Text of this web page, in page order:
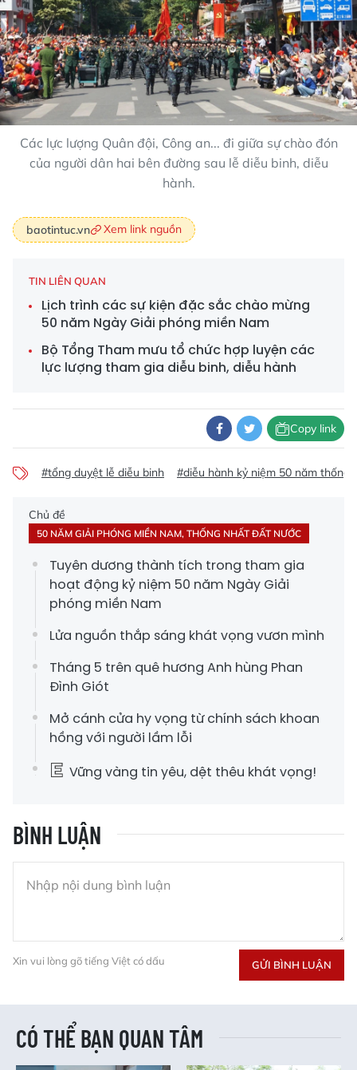
Các lực lượng Quân đội, Công an... đi giữa sự chào đón
của người dân hai bên đường sau lễ diễu binh, diễu
hành.
baotintuc.vn Xem link nguồn
TIN LIÊN QUAN
Lịch trình các sự kiện đặc sắc chào mừng
50 năm Ngày Giải phóng miền Nam
Bộ Tổng Tham mưu tổ chức hợp luyện các
lực lượng tham gia diễu binh, diễu hành
Copy link
#tổng duyệt lễ diễu binh #diễu hành kỷ niệm 50 năm thống
Chủ đề
50 NĂM GIẢI PHÓNG MIỀN NAM, THỐNG NHẤT ĐẤT NƯỚC
Tuyên dương thành tích trong tham gia
hoạt động kỷ niệm 50 năm Ngày Giải
phóng miền Nam
Lửa nguồn thắp sáng khát vọng vươn mình
Tháng 5 trên quê hương Anh hùng Phan
Đình Giót
Mở cánh cửa hy vọng từ chính sách khoan
hồng với người lầm lỗi
Vững vàng tin yêu, dệt thêu khát vọng!
BÌNH LUẬN
Xin vui lòng gõ tiếng Việt có dấu GỬI BÌNH LUẬN
CÓ THỂ BẠN QUAN TÂM